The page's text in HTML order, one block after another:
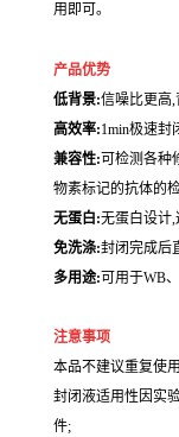
用即可。
产品优势
低背景:信噪比更高
高效率:1min极速封
兼容性:可检测各种
物素标记的抗体的
无蛋白:无蛋白设计
免洗涤:封闭完成后
多用途:可用于WB
注意事项
本品不建议重复使
封闭液适用性因实
件;